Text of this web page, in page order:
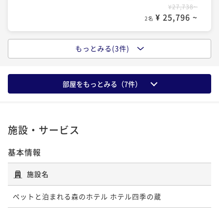
¥55,706~
2名 ¥ 51,806 ~
¥27,738~
2名 ¥ 25,796 ~
【朝食のみ】遅くまで観光を楽しみたい方、町で夕食
を楽しみたい方に嬉しい！22時までチェックインOK！
現地決済可 事前決済可
IN 15:00 - 18:00 OUT11:00
ポイントアップ
【Relux限定】【スタンダード１泊２食】貸し切り温泉
にペットスパ♪四季を感じる森のリゾートで愛犬と和
食の会席を楽しむ
二食付き 現地決済可 事前決済可
IN 15:00 - 18:00 OUT11:00
もっとみる(3件)
部屋をもっとみる（7件）
施設・サービス
基本情報
施設名
ペットと泊まれる森のホテル ホテル四季の蔵